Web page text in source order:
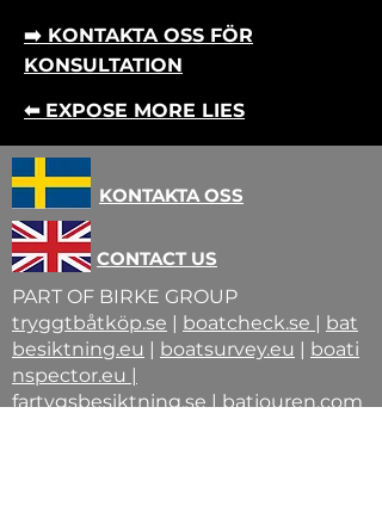
➡️ KONTAKTA OSS FÖR
KONSULTATION
⬅ EXPOSE MORE LIES
KONTAKTA OSS
CONTACT US
PART OF BIRKE GROUP
tryggtbåtköp.se | boatcheck.se | bat
besiktning.eu | boatsurvey.eu | boati
nspector.eu |
fartygsbesiktning.se|batjouren.com